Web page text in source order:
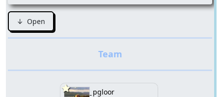
↓ Open
pgloor